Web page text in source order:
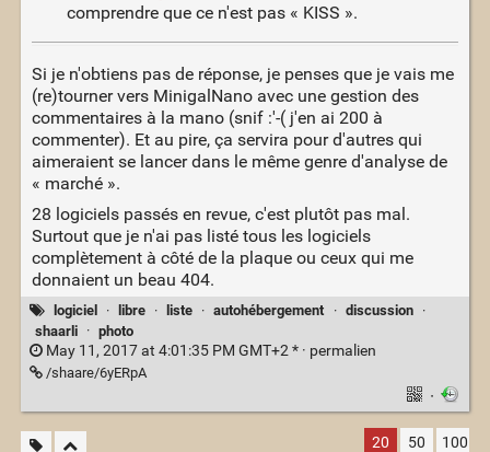
comprendre que ce n'est pas « KISS ».
Si je n'obtiens pas de réponse, je penses que je vais me
(re)tourner vers MinigalNano avec une gestion des
commentaires à la mano (snif :'-( j'en ai 200 à
commenter). Et au pire, ça servira pour d'autres qui
aimeraient se lancer dans le même genre d'analyse de
« marché ».
28 logiciels passés en revue, c'est plutôt pas mal.
Surtout que je n'ai pas listé tous les logiciels
complètement à côté de la plaque ou ceux qui me
donnaient un beau 404.
logiciel · libre · liste · autohébergement · discussion
·
shaarli
· photo
May 11, 2017 at 4:01:35 PM GMT+2 * · permalien
/shaare/6yERpA
·
20 50 100